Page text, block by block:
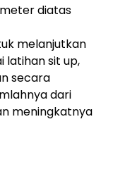
diatas
melanjutkan
latihan sit up,
secara
dari
meningkatnya